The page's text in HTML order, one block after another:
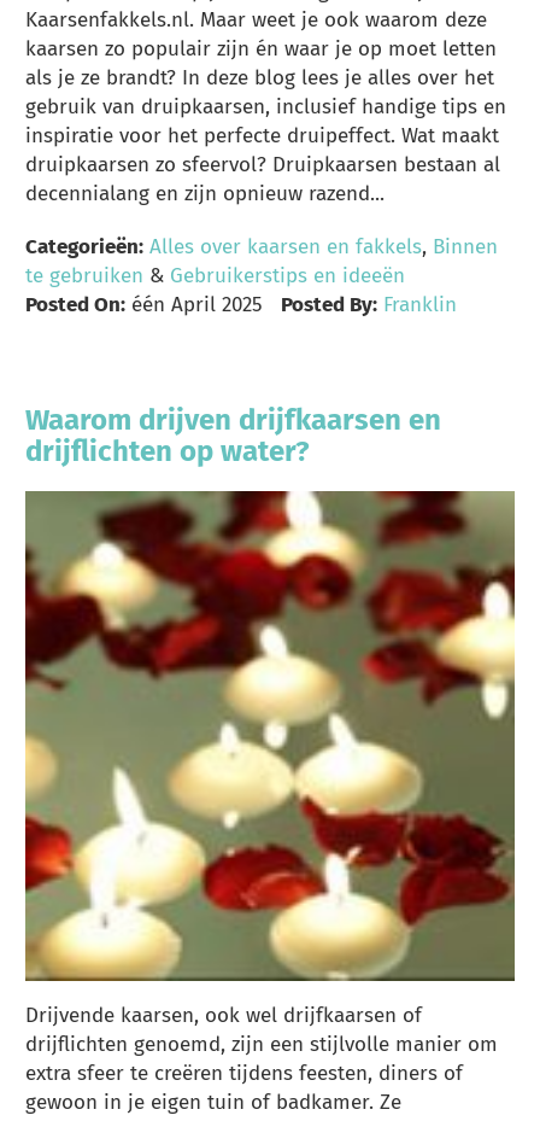
Kaarsenfakkels.nl. Maar weet je ook waarom deze
kaarsen zo populair zijn én waar je op moet letten
als je ze brandt? In deze blog lees je alles over het
gebruik van druipkaarsen, inclusief handige tips en
inspiratie voor het perfecte druipeffect. Wat maakt
druipkaarsen zo sfeervol? Druipkaarsen bestaan al
decennialang en zijn opnieuw razend...
Categorieën: Alles over kaarsen en fakkels, Binnen
te gebruiken & Gebruikerstips en ideeën
Posted On: één April 2025 Posted By: Franklin
Waarom drijven drijfkaarsen en
drijflichten op water?
Drijvende kaarsen, ook wel drijfkaarsen of
drijflichten genoemd, zijn een stijlvolle manier om
extra sfeer te creëren tijdens feesten, diners of
gewoon in je eigen tuin of badkamer. Ze